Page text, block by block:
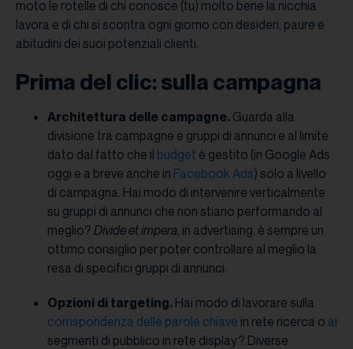
moto le rotelle di chi conosce (tu) molto bene la nicchia
lavora e di chi si scontra ogni giorno con desideri, paure e
abitudini dei suoi potenziali clienti.
Prima del clic: sulla campagna
Architettura delle campagne. Guarda alla
divisione tra campagne e gruppi di annunci e al limite
dato dal fatto che il budget è gestito (in Google Ads
oggi e a breve anche in Facebook Ads) solo a livello
di campagna. Hai modo di intervenire verticalmente
su gruppi di annunci che non stiano performando al
meglio? Divide et impera, in advertising, è sempre un
ottimo consiglio per poter controllare al meglio la
resa di specifici gruppi di annunci.
Opzioni di targeting. Hai modo di lavorare sulla
corrispondenza delle parole chiave in rete ricerca o ai
segmenti di pubblico in rete display? Diverse